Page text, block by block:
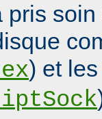
pris
) et